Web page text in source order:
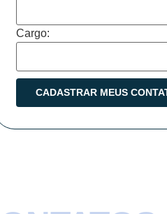
Cargo: